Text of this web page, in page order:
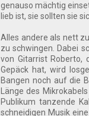
genauso mächtig
lieb ist, sie sollten sie
Alles andere als nett
zu schwingen. Dabei
von Gitarrist Roberto,
Gepäck hat, wird
Bangen noch auf die
Länge des
Publikum tanzende
schneidigen Musik